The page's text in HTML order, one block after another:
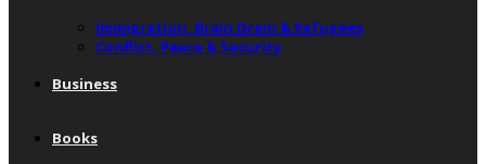
Immigration, Brain Drain & Refugees
Conflict, Peace & Security
Business
Books